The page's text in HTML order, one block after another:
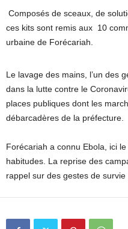
Composés de sceaux, de
ces kits sont remis aux 10
urbaine de Forécariah.
Le lavage des mains, l’un des
dans la lutte contre le
places publiques dont les
débarcadères de la préfecture.
Forécariah a connu Ebola, ici
habitudes. La reprise des
rappel sur des gestes de